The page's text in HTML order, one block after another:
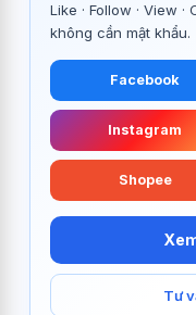
Like · Follow · View
không cần mật khẩu.
Facebook
Instagram
Shopee
Tư